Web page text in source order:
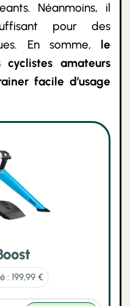
Néanmoins, il
pour des
En somme, le
amateurs
facile d’usage
: 199,99 €